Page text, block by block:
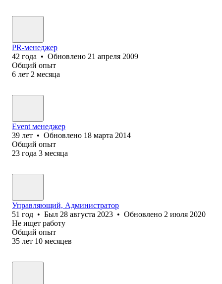
PR-менеджер
42 года • Обновлено 21 апреля 2009
Общий опыт
6 лет 2 месяца
Event менеджер
39 лет • Обновлено 18 марта 2014
Общий опыт
23 года 3 месяца
Управляющий, Администратор
51 год • Был 28 августа 2023 • Обновлено 2 июля 2020
Не ищет работу
Общий опыт
35 лет 10 месяцев